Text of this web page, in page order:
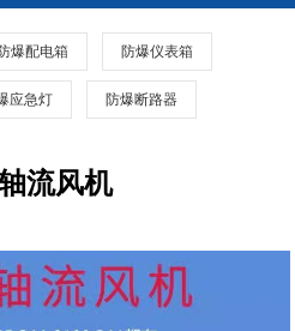
爆配电箱 防爆仪表箱
应急灯 防爆断路器
流风机